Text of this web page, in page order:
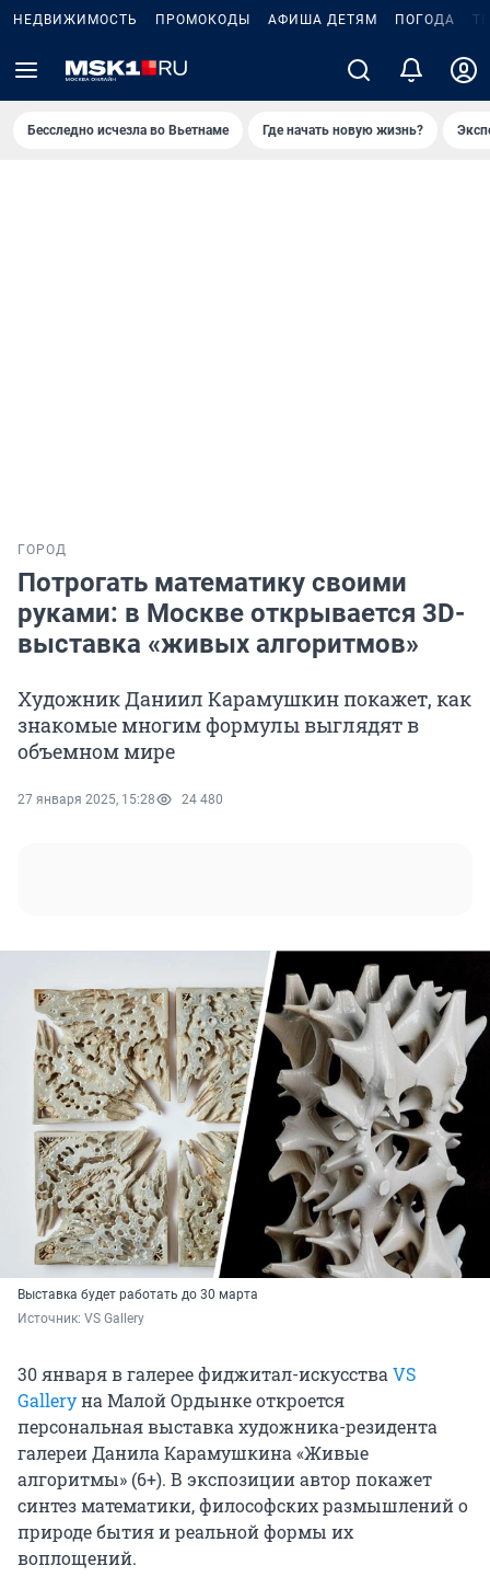
НЕДВИЖИМОСТЬ ПРОМОКОДЫ АФИША ДЕТЯМ ПОГОДА
Бесследно исчезла во Вьетнаме Где начать новую жизнь?
ГОРОД
Потрогать математику своими
руками: в Москве открывается 3D-
выставка «живых алгоритмов»
Художник Даниил Карамушкин покажет, как
знакомые многим формулы выглядят в
объемном мире
27 января 2025, 15:28 24 480
Выставка будет работать до 30 марта
Источник: VS Gallery
30 января в галерее фиджитал-искусстваVS
Galleryна Малой Ордынке откроется
персональная выставка художника-резидента
галереи Данила Карамушкина «Живые
алгоритмы» (6+). В экспозиции автор покажет
синтез математики, философских размышлений о
природе бытия и реальной формы их
воплощений.